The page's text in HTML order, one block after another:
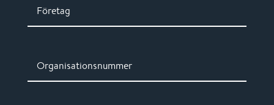
Företag
Organisationsnummer